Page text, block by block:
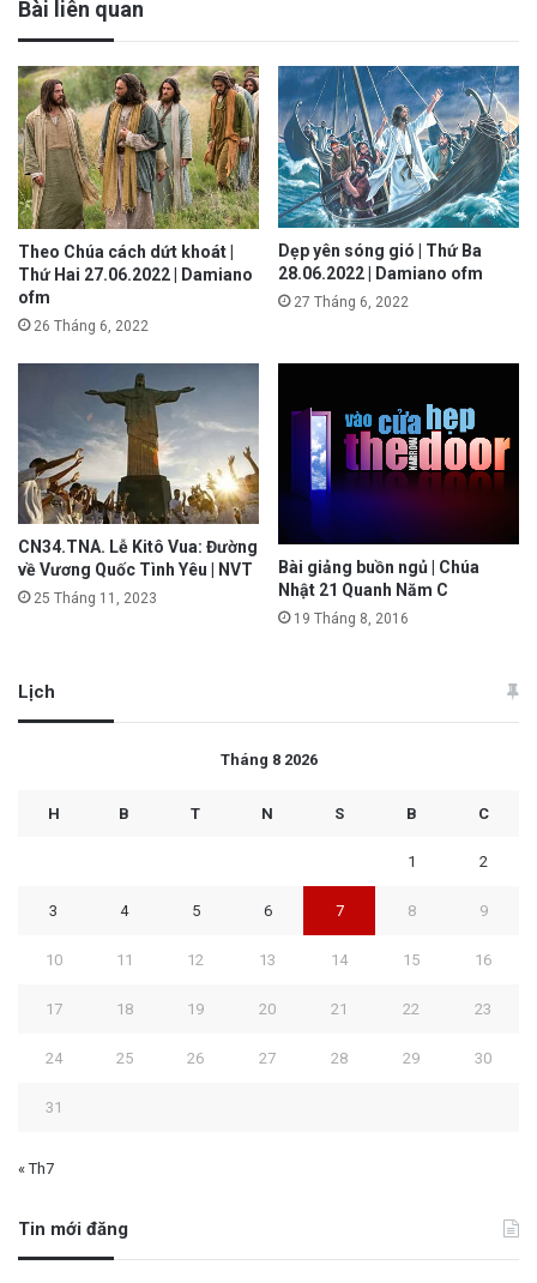
Bài liên quan
Theo Chúa cách dứt khoát |
Thứ Hai 27.06.2022 | Damiano
ofm
26 Tháng 6, 2022
Dẹp yên sóng gió | Thứ Ba
28.06.2022 | Damiano ofm
27 Tháng 6, 2022
CN34.TNA. Lễ Kitô Vua: Đường
về Vương Quốc Tình Yêu | NVT
25 Tháng 11, 2023
Bài giảng buồn ngủ | Chúa
Nhật 21 Quanh Năm C
19 Tháng 8, 2016
Lịch
Tháng 8 2026
H B T N S B C
1 2
3 4 5 6 7 8 9
10 11 12 13 14 15 16
17 18 19 20 21 22 23
24 25 26 27 28 29 30
31
« Th7
Tin mới đăng